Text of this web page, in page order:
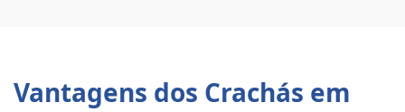
Vantagens dos Crachás em